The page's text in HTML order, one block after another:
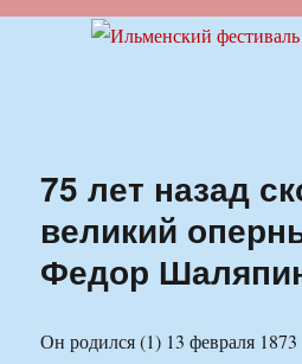
Ильменский
песни
75 лет назад
великий
Федор
Он родился (1) 13 февраля